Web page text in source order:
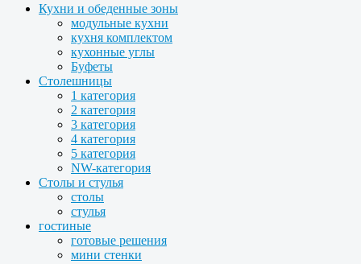
Кухни и обеденные зоны
модульные кухни
кухня комплектом
кухонные углы
Буфеты
Столешницы
1 категория
2 категория
3 категория
4 категория
5 категория
NW-категория
Столы и стулья
столы
стулья
гостиные
готовые решения
мини стенки